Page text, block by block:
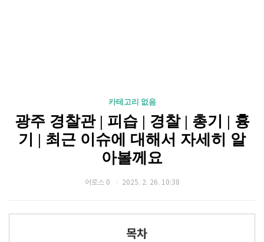
카테고리 없음
광주 경찰관 | 피습 | 경찰 | 총기 | 흉
기 | 최근 이슈에 대해서 자세히 알
아볼께요
어로스 0 2025. 2. 26. 10:38
목차